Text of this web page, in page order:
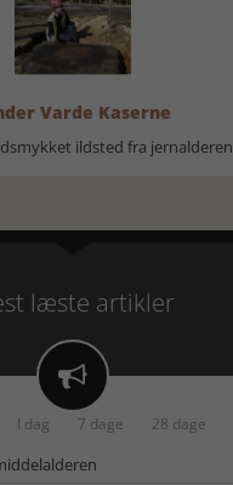
Varde Kaserne
ildsted fra jernalderen
læste artikler

I dag 7 dage 28 dage